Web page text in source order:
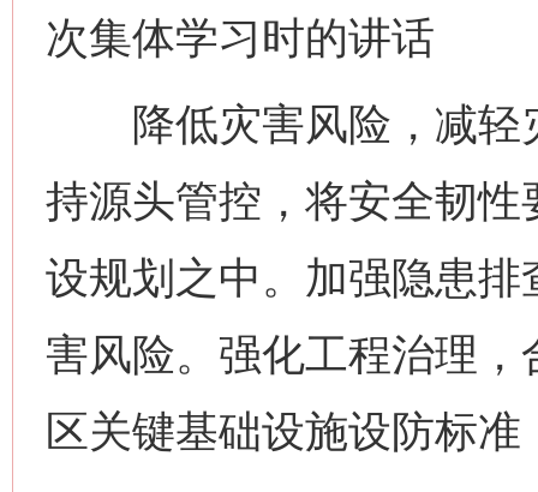
次集体学习时的讲话
降低灾害风险，减轻
持源头管控，将安全韧
设规划之中。加强隐患
害风险。强化工程治理
区关键基础设施设防标